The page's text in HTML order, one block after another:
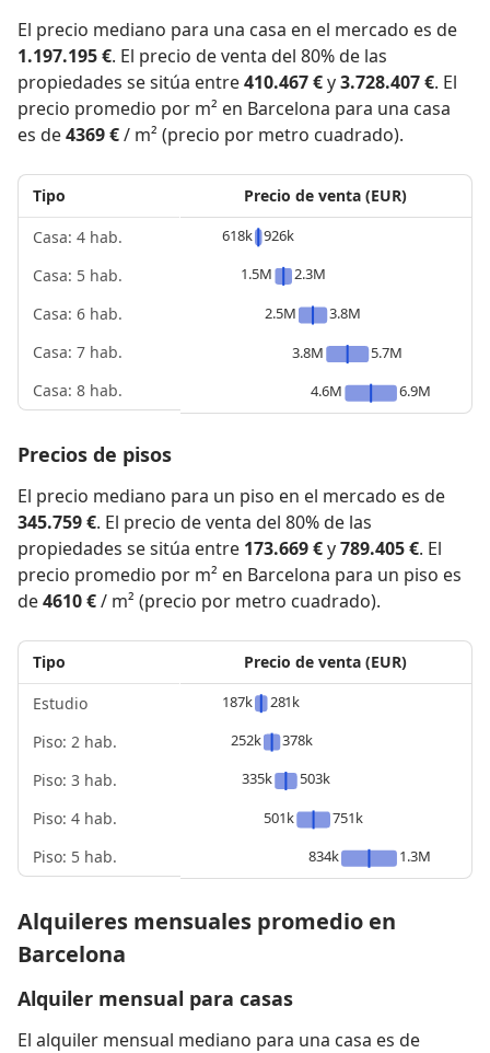
El precio mediano para una casa en el mercado es de
1.197.195 €. El precio de venta del 80% de las
propiedades se sitúa entre410.467 €y3.728.407 €. El
precio promedio por m² en Barcelona para una casa
es de4369 €/ m² (precio por metro cuadrado).
Tipo
Casa: 4 hab.
Casa: 5 hab.
Casa: 6 hab.
Casa: 7 hab.
Casa: 8 hab.
Precio de venta (EUR)
618k 926k
1.5M
2.3M
2.5M
3.8M
3.8M
5.7M
4.6M
6.9M
Precios de pisos
El precio mediano para un piso en el mercado es de
345.759 €. El precio de venta del 80% de las
propiedades se sitúa entre 173.669 €y789.405 €. El
precio promedio por m² en Barcelona para un piso es
de4610 €/ m² (precio por metro cuadrado).
Tipo
Estudio
Piso: 2 hab.
Piso: 3 hab.
Piso: 4 hab.
Piso: 5 hab.
Precio de venta (EUR)
187k
281k
252k
378k
335k
503k
501k
751k
834k
1.3M
Alquileres mensuales promedio en
Barcelona
Alquiler mensual para casas
El alquiler mensual mediano para una casa es de